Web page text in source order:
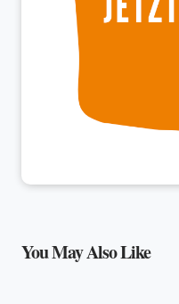
You May Also Like